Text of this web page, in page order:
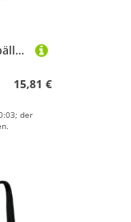
APLVFFZH 18 Stück Tennisbälle Übungsbälle Sportbälle Wettkampfbälle Freizeitbälle Aus Naturkautschuk für Guten Absprung für Den Sport Im Freien, Rot
15,81 €
der